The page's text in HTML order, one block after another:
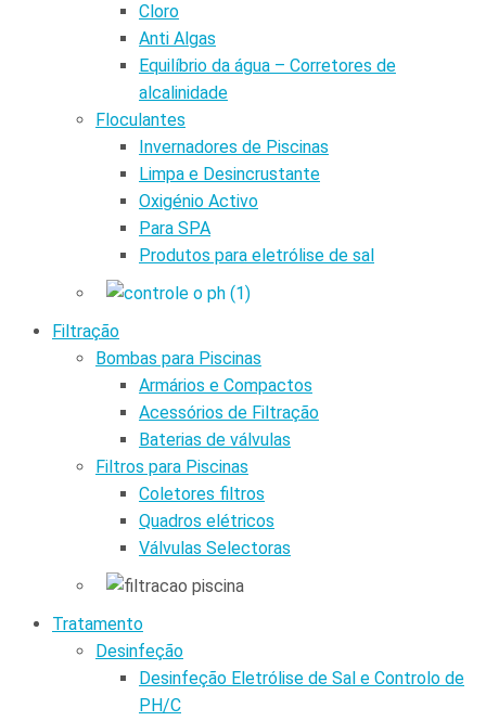
Cloro
Anti Algas
Equilíbrio da água – Corretores de
alcalinidade
Floculantes
Invernadores de Piscinas
Limpa e Desincrustante
Oxigénio Activo
Para SPA
Produtos para eletrólise de sal
Filtração
Bombas para Piscinas
Armários e Compactos
Acessórios de Filtração
Baterias de válvulas
Filtros para Piscinas
Coletores filtros
Quadros elétricos
Válvulas Selectoras
Tratamento
Desinfeção
Desinfeção Eletrólise de Sal e Controlo de
PH/C